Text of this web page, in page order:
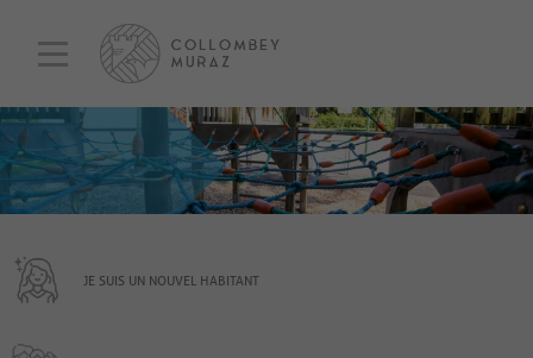
JE SUIS UN NOUVEL HABITANT